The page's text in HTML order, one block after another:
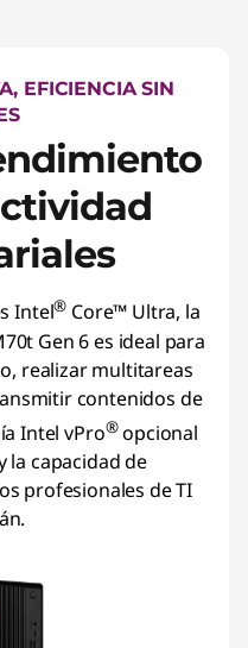
EFICIENCIA SIN
Intel® Core™ Ultra, la
Gen 6 es ideal para
realizar multitareas
contenidos de
Intel vPro®opcional
la capacidad de
profesionales de TI